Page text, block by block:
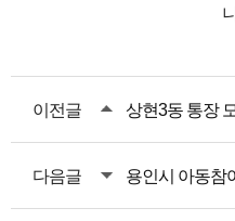
이전글 상현3동 통장
다음글 용인시 아동참